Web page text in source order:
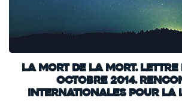
La mort de la mort. Lettre
Octobre 2014.
internationales pour la